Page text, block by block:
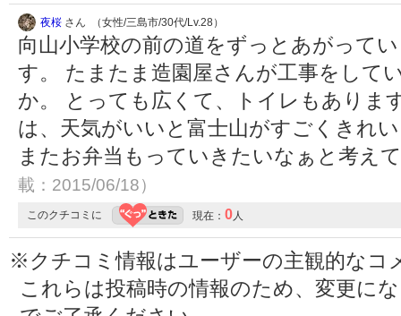
夜桜 さん （女性/三島市/30代/Lv.28）
向山小学校の前の道をずっとあがって
す。 たまたま造園屋さんが工事をして
か。 とっても広くて、トイレもありま
は、天気がいいと富士山がすごくきれ
またお弁当もっていきたいなぁと考え
載：2015/06/18）
このクチコミに 現在： 0人
※クチコミ情報はユーザーの主観的なコ
これらは投稿時の情報のため、変更に